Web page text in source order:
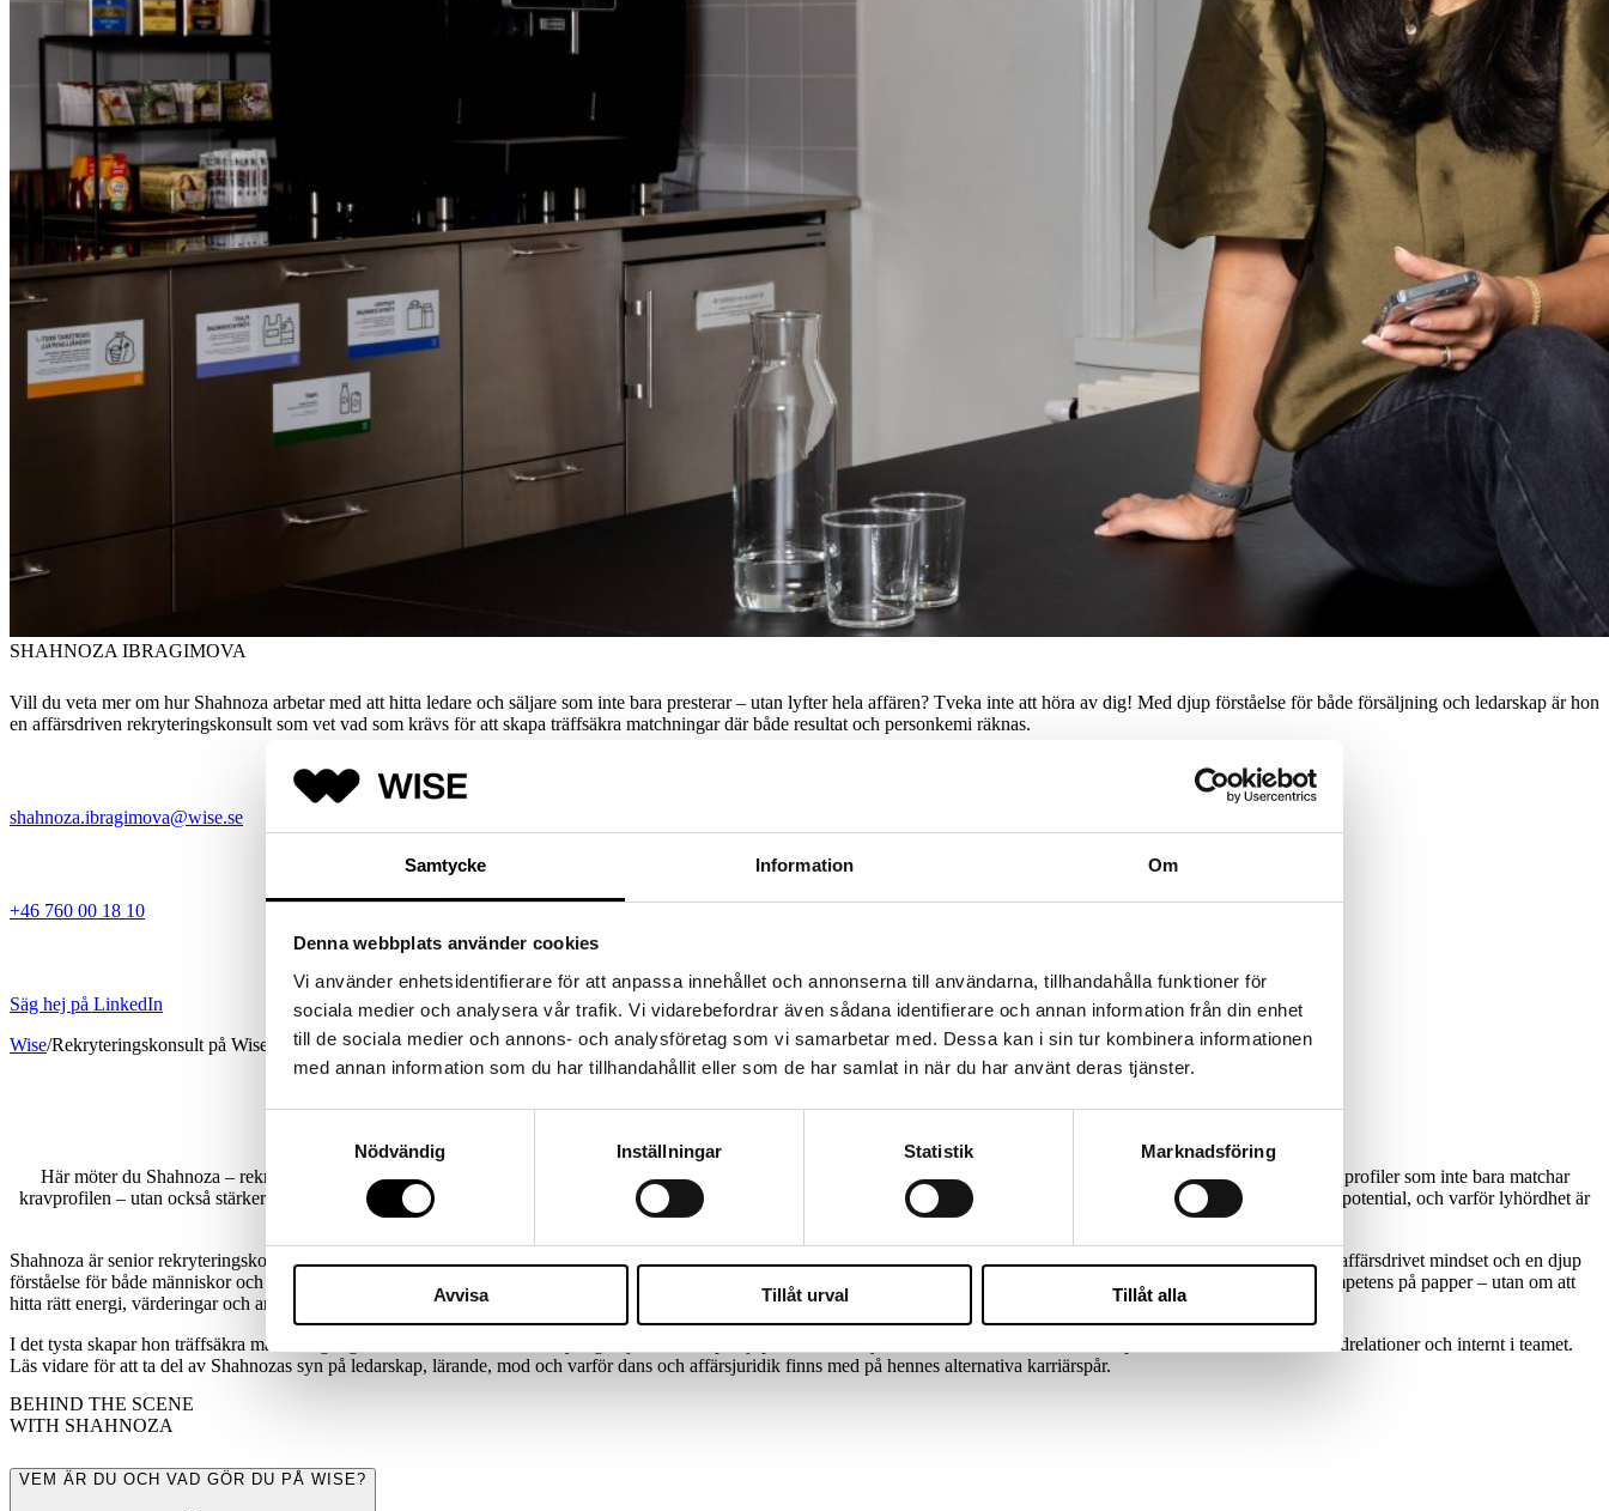
Samtycke Information Om
Denna webbplats använder cookies
Vi använder enhetsidentifierare för att anpassa innehållet och annonserna till användarna, tillhandahålla funktioner för
sociala medier och analysera vår trafik. Vi vidarebefordrar även sådana identifierare och annan information från din enhet
till de sociala medier och annons- och analysföretag som vi samarbetar med. Dessa kan i sin tur kombinera informationen
med annan information som du har tillhandahållit eller som de har samlat in när du har använt deras tjänster.
Nödvändig
Inställningar Statistik Marknadsföring
Avvisa Tillåt urval Tillåt alla
SHAHNOZA IBRAGIMOVA
Vill du veta mer om hur Shahnoza arbetar med att hitta ledare och säljare som inte bara presterar – utan lyfter hela affären? Tveka inte att höra av dig! Med djup förståelse för både försäljning och ledarskap är hon
en affärsdriven rekryteringskonsult som vet vad som krävs för att skapa träffsäkra matchningar där både resultat och personkemi räknas.
shahnoza.ibragimova@wise.se
+46 760 00 18 10
Säg hej på LinkedIn
Wise/Rekryteringskonsult på Wise Sales
Här möter du Shahnoza – rekryteringskonsult på Wise Sales och specialist på att hitta rätt kompetens inom försäljning och ledarskap. Hon har ett skarpt öga för att identifiera profiler som inte bara matchar
kravprofilen – utan också stärker teamets helhet. I den här intervjun delar hon med sig av sina perspektiv på affärsnära rekrytering, hur man hittar kandidater med både driv och potential, och varför lyhördhet är
hennes viktigaste verktyg i jakten på nästa nyckelperson.
Shahnoza är senior rekryteringskonsult på Wise Sales och specialist på att hitta ledare och säljare som gör verklig skillnad – från KAM och försäljningschefer till VD:ar. Med ett affärsdrivet mindset och en djup
förståelse för både människor och organisationer, hjälper hon företag i tillväxt eller förändring att bygga starka, hållbara team. För Shahnoza handlar rekrytering inte bara om kompetens på papper – utan om att
hitta rätt energi, värderingar och ambitioner.
I det tysta skapar hon träffsäkra matchningar genom tillit, struktur och en tydlig vilja att förstå på djupet. Hon ser styrkan i att kombinera värme med professionalism – både i kundrelationer och internt i teamet.
Läs vidare för att ta del av Shahnozas syn på ledarskap, lärande, mod och varför dans och affärsjuridik finns med på hennes alternativa karriärspår.
BEHIND THE SCENE
WITH SHAHNOZA
VEM ÄR DU OCH VAD GÖR DU PÅ WISE?